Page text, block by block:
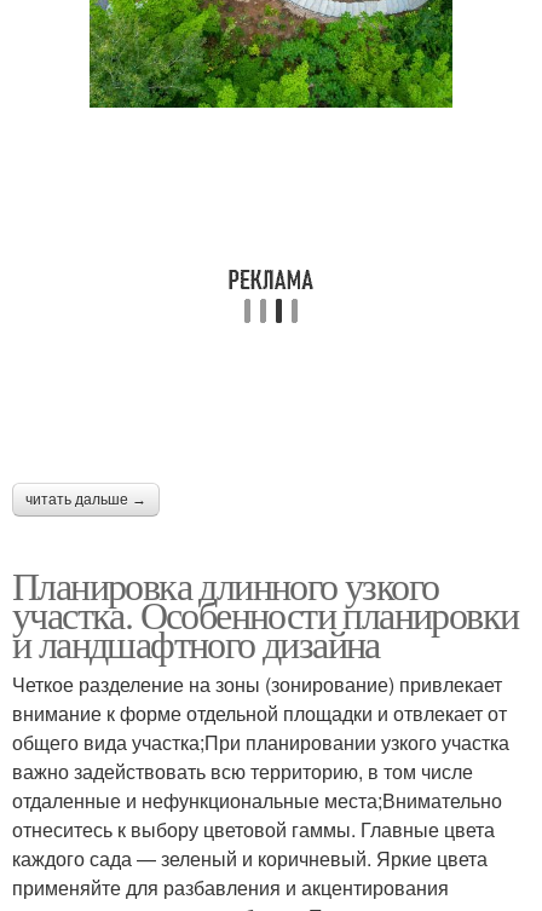
читать дальше →
Планировка длинного узкого
участка. Особенности планировки
и ландшафтного дизайна
Четкое разделение на зоны (зонирование) привлекает
внимание к форме отдельной площадки и отвлекает от
общего вида участка;При планировании узкого участка
важно задействовать всю территорию, в том числе
отдаленные и нефункциональные места;Внимательно
отнеситесь к выбору цветовой гаммы. Главные цвета
каждого сада — зеленый и коричневый. Яркие цвета
применяйте для разбавления и акцентирования